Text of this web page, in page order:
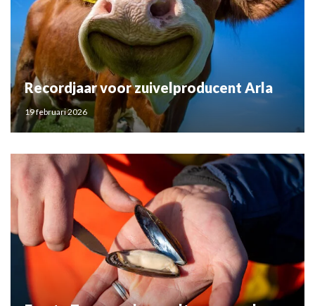
Recordjaar voor zuivelproducent Arla
19 februari 2026